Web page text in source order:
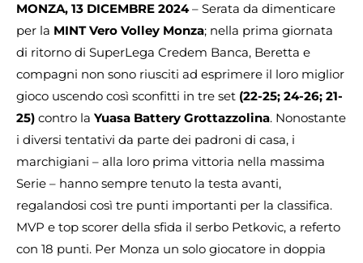
MONZA, 13 DICEMBRE 2024– Serata da dimenticare
per la MINT Vero Volley Monza; nella prima giornata
di ritorno di SuperLega Credem Banca, Beretta e
compagni non sono riusciti ad esprimere il loro miglior
gioco uscendo così sconfitti in tre set (22-25; 24-26; 21-
25) contro la Yuasa Battery Grottazzolina. Nonostante
i diversi tentativi da parte dei padroni di casa, i
marchigiani – alla loro prima vittoria nella massima
Serie – hanno sempre tenuto la testa avanti,
regalandosi così tre punti importanti per la classifica.
MVP e top scorer della sfida il serbo Petkovic, a referto
con 18 punti. Per Monza un solo giocatore in doppia